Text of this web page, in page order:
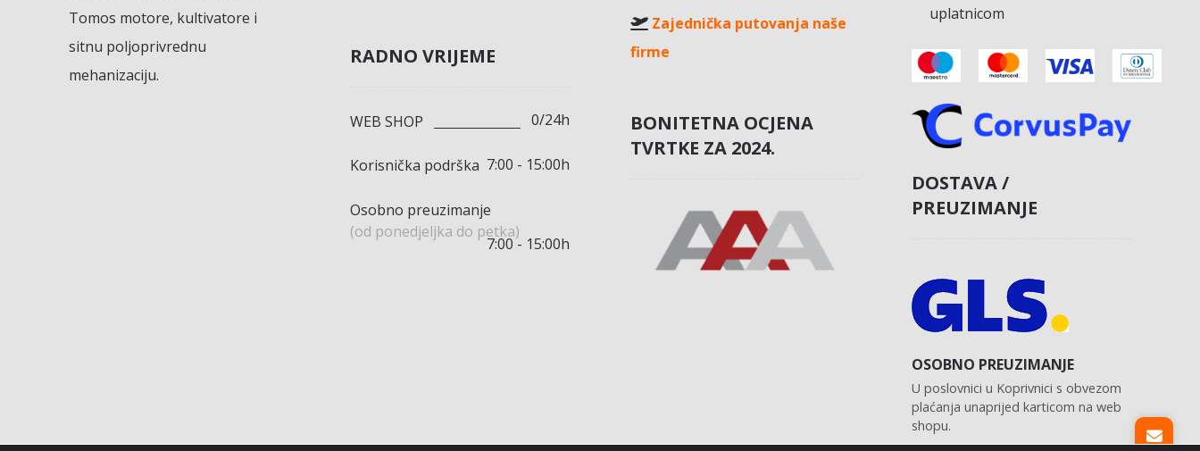
Tomos motore, kultivatore i
sitnu poljoprivrednu
mehanizaciju.
RADNO VRIJEME
WEB SHOP 0/24h
Korisnička podrška 7:00 - 15:00h
Osobno preuzimanje
(od ponedjeljka do petka)
7:00 - 15:00h
Zajednička putovanja naše
firme
BONITETNA OCJENA
TVRTKE ZA 2024.
uplatnicom
DOSTAVA /
PREUZIMANJE
OSOBNO PREUZIMANJE
U poslovnici u Koprivnici s obvezom
plaćanja unaprijed karticom na web
shopu.